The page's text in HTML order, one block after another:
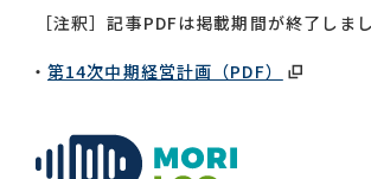
おすすめキーワード
［注釈］記事PDFは掲載期間が終了しまし
第14次中期経営計画（PDF）